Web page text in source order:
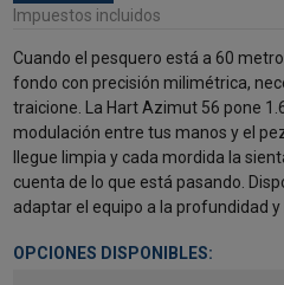
Impuestos incluidos
Cuando el pesquero está a 60
fondo con precisión milimétrica,
traicione. La Hart Azimut 56 pone
modulación entre tus manos y el
llegue limpia y cada mordida la
cuenta de lo que está pasando.
adaptar el equipo a la profundidad y
OPCIONES DISPONIBLES: